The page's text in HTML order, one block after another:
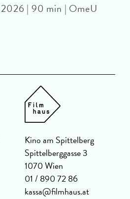
| 90 min | OmeU
Kino am Spittelberg
Spittelberggasse 3
1070 Wien
01 / 890 72 86
kassa@filmhaus.at